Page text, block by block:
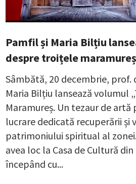
Pamfil și Maria Bilțiu
despre troițele
Sâmbătă, 20 decembrie, prof.
Maria Bilțiu lansează volumul
Maramureș. Un tezaur de artă
lucrare dedicată recuperării și
patrimoniului spiritual al
avea loc la Casa de Cultură din
începând cu